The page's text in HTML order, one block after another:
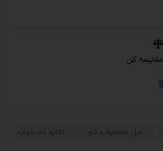
مقایسه کن
مبل تختخواب شو کاناپه تختخواب شو